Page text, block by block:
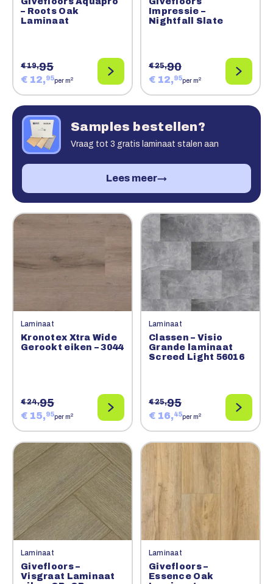
– Roots Oak
Laminaat
€ 19,95
€ 12,95per m2
Impressie –
Nightfall Slate
€ 25,90
€ 12,95per m2
Samples bestellen?
Vraag tot 3 gratis laminaat stalen aan
Lees meer→
Laminaat
Kronotex Xtra Wide
Gerookt eiken – 3044
€ 24,95
€ 15,95per m2
Laminaat
Classen – Visio
Grande laminaat
Screed Light 56016
€ 25,95
€ 16,45per m2
Laminaat
Givefloors –
Visgraat Laminaat
Laminaat
Givefloors –
Essence Oak